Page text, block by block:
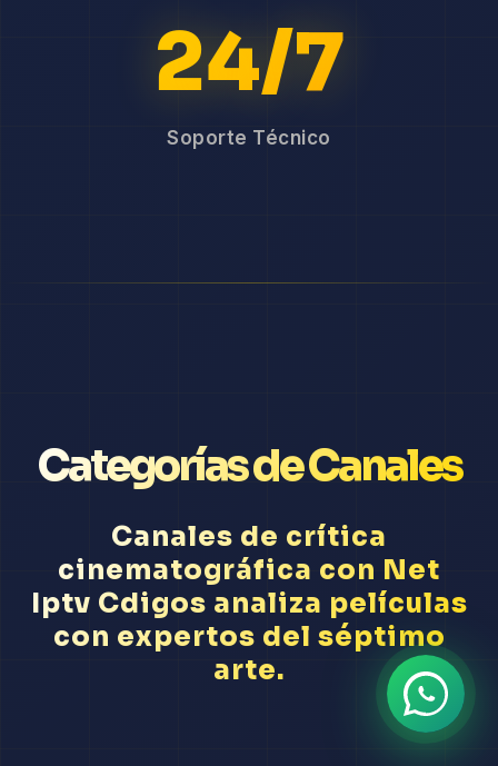
24/7
Soporte Técnico
Categorías de Canales
Canales de crítica
cinematográfica con Net
Iptv Cdigos analiza películas
con expertos del séptimo
arte.